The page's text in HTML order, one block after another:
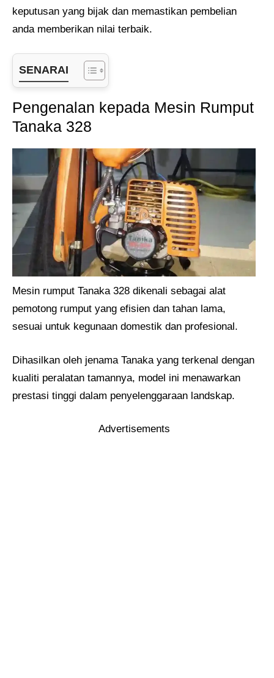
keputusan yang bijak dan memastikan pembelian
anda memberikan nilai terbaik.
SENARAI
Pengenalan kepada Mesin Rumput
Tanaka 328
Mesin rumput Tanaka 328 dikenali sebagai alat
pemotong rumput yang efisien dan tahan lama,
sesuai untuk kegunaan domestik dan profesional.
Dihasilkan oleh jenama Tanaka yang terkenal dengan
kualiti peralatan tamannya, model ini menawarkan
prestasi tinggi dalam penyelenggaraan landskap.
Advertisements